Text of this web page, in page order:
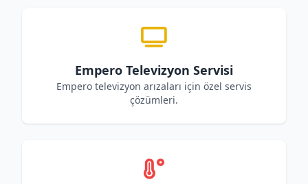
Empero Televizyon Servisi
Empero televizyon arızaları için özel servis
çözümleri.